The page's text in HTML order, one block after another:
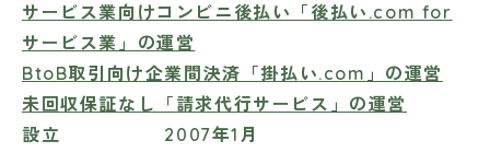
サービス業向けコンビニ後払い「後払い.com for
サービス業」の運営
BtoB取引向け企業間決済「掛払い.com」の運営
未回収保証なし「請求代行サービス」の運営
設立 2007年1月